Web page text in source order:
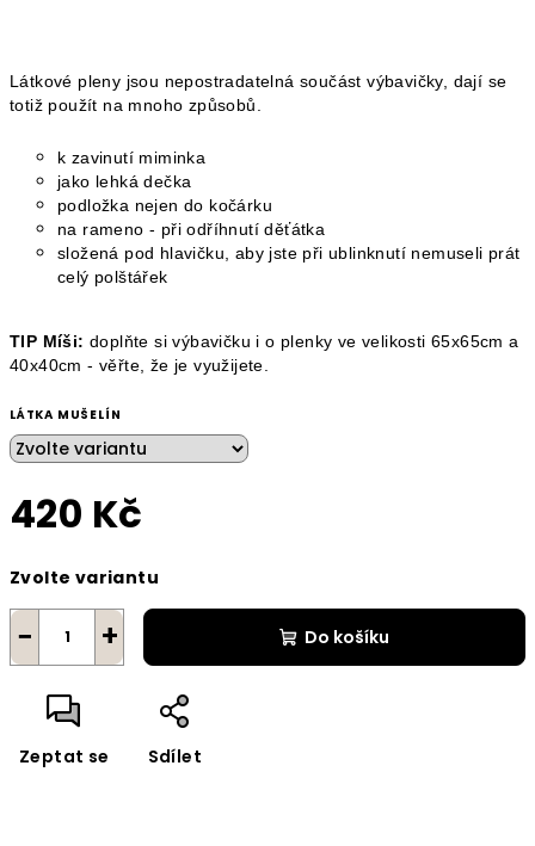
Látkové pleny jsou nepostradatelná součást výbavičky, dají se
totiž použít na mnoho způsobů.
k zavinutí miminka
jako lehká dečka
podložka nejen do kočárku
na rameno - při odříhnutí děťátka
složená pod hlavičku, aby jste při ublinknutí nemuseli prát
celý polštářek
TIP Míši: doplňte si výbavičku i o plenky ve velikosti 65x65cm a
40x40cm - věřte, že je využijete.
LÁTKA MUŠELÍN
420 Kč
cena:
Zvolte variantu
+
− Do košíku
Zeptat se Sdílet